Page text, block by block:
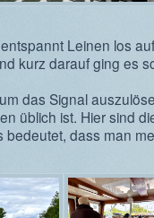
Leinen los
kurz darauf ging es
das Signal
üblich ist. Hier sind
dass man